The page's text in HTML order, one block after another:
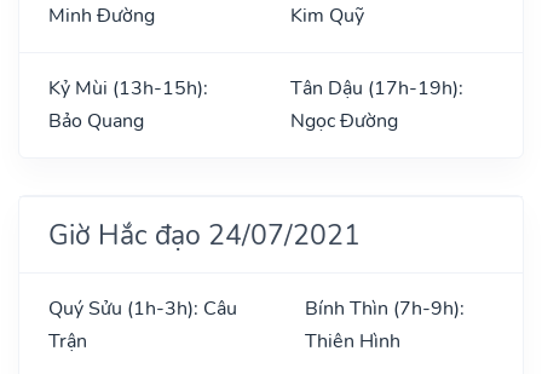
Minh Đường
Kim Quỹ
Kỷ Mùi (13h-15h):
Bảo Quang
Tân Dậu (17h-19h):
Ngọc Đường
Giờ Hắc đạo 24/07/2021
Quý Sửu (1h-3h): Câu
Trận
Bính Thìn (7h-9h):
Thiên Hình